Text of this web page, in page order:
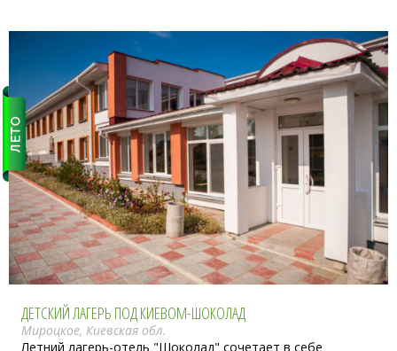
ДЕТСКИЙ ЛАГЕРЬ ПОД КИЕВОМ-ШОКОЛАД
Мироцкое, Киевская обл.
Летний лагерь-отель "Шоколад" сочетает в себе